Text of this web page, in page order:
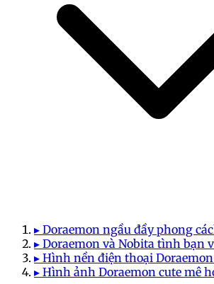
▸ Doraemon ngầu đầy phong
▸ Doraemon và Nobita tình bạn
▸ Hình nền điện thoại
▸ Hình ảnh Doraemon cute mê